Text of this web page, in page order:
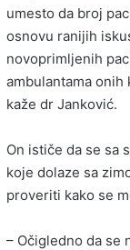
umesto da broj
osnovu ranijih
novoprimljenih
ambulantama
kaže dr Janković.
On ističe da se sa
koje dolaze sa
proveriti kako se
– Očigledno da se